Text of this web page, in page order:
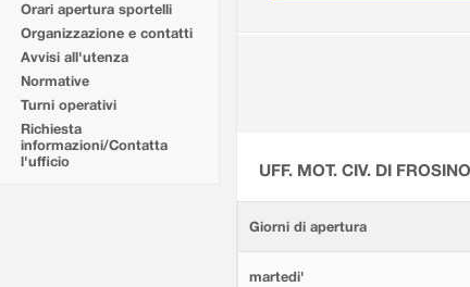
Orari apertura sportelli
Organizzazione e contatti
Avvisi all'utenza
Normative
Turni operativi
Richiesta
informazioni/Contatta
l'ufficio
UFF. MOT. CIV. DI
Giorni di apertura
martedi'